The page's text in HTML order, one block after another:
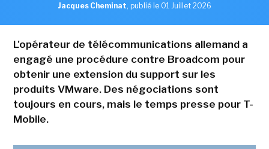
Jacques Cheminat, publié le 01 Juillet 2026
L'opérateur de télécommunications allemand a
engagé une procédure contre Broadcom pour
obtenir une extension du support sur les
produits VMware. Des négociations sont
toujours en cours, mais le temps presse pour T-
Mobile.